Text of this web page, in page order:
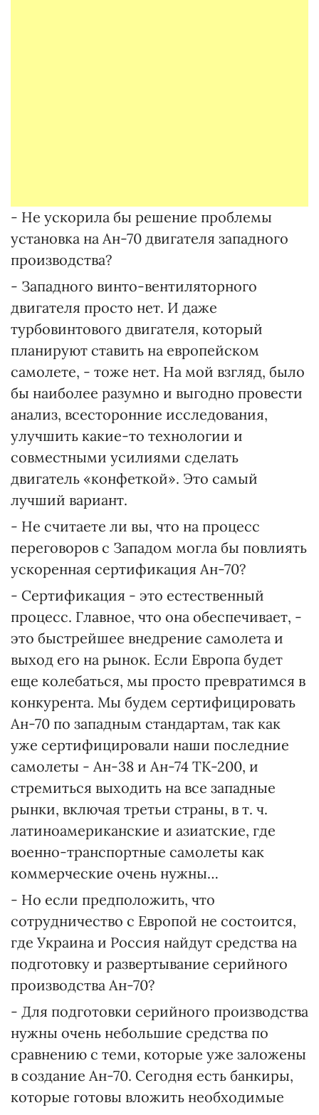
- Не ускорила бы решение проблемы
установка на Ан-70 двигателя западного
производства?
- Западного винто-вентиляторного
двигателя просто нет. И даже
турбовинтового двигателя, который
планируют ставить на европейском
самолете, - тоже нет. На мой взгляд, было
бы наиболее разумно и выгодно провести
анализ, всесторонние исследования,
улучшить какие-то технологии и
совместными усилиями сделать
двигатель «конфеткой». Это самый
лучший вариант.
- Не считаете ли вы, что на процесс
переговоров с Западом могла бы повлиять
ускоренная сертификация Ан-70?
- Сертификация - это естественный
процесс. Главное, что она обеспечивает, -
это быстрейшее внедрение самолета и
выход его на рынок. Если Европа будет
еще колебаться, мы просто превратимся в
конкурента. Мы будем сертифицировать
Ан-70 по западным стандартам, так как
уже сертифицировали наши последние
самолеты - Ан-38 и Ан-74 ТК-200, и
стремиться выходить на все западные
рынки, включая третьи страны, в т. ч.
латиноамериканские и азиатские, где
военно-транспортные самолеты как
коммерческие очень нужны…
- Но если предположить, что
сотрудничество с Европой не состоится,
где Украина и Россия найдут средства на
подготовку и развертывание серийного
производства Ан-70?
- Для подготовки серийного производства
нужны очень небольшие средства по
сравнению с теми, которые уже заложены
в создание Ан-70. Сегодня есть банкиры,
которые готовы вложить необходимые